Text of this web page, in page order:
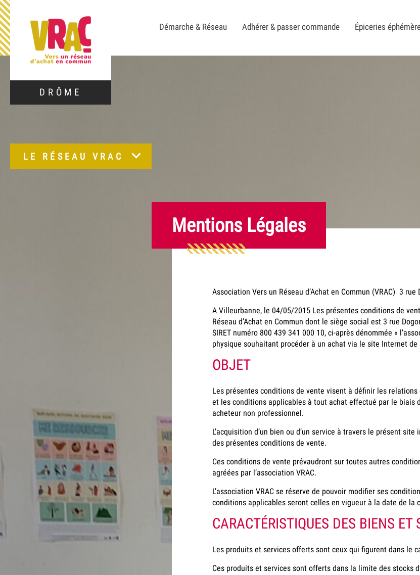
DRÔME
Démarche & Réseau Adhérer & passer commande Épiceries
LE RÉSEAU VRAC
Mentions Légales
Association Vers un Réseau d’Achat en Commun (VRAC) 3
A Villeurbanne, le 04/05/2015 Les présentes conditions de
Réseau d’Achat en Commun dont le siège social est 3 rue
SIRET numéro 800 439 341 000 10, ci-après dénommée «
physique souhaitant procéder à un achat via le site Internet de
OBJET
Les présentes conditions de vente visent à définir les
et les conditions applicables à tout achat effectué par le biais
acheteur non professionnel.
L’acquisition d’un bien ou d’un service à travers le présent
des présentes conditions de vente.
Ces conditions de vente prévaudront sur toutes autres
agréées par l’association VRAC.
L’association VRAC se réserve de pouvoir modifier ses
conditions applicables seront celles en vigueur à la date de la
CARACTÉRISTIQUES DES BIENS ET
Les produits et services offerts sont ceux qui figurent dans le
Ces produits et services sont offerts dans la limite des stocks